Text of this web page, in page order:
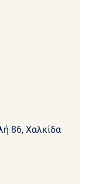
86, Χαλκίδα